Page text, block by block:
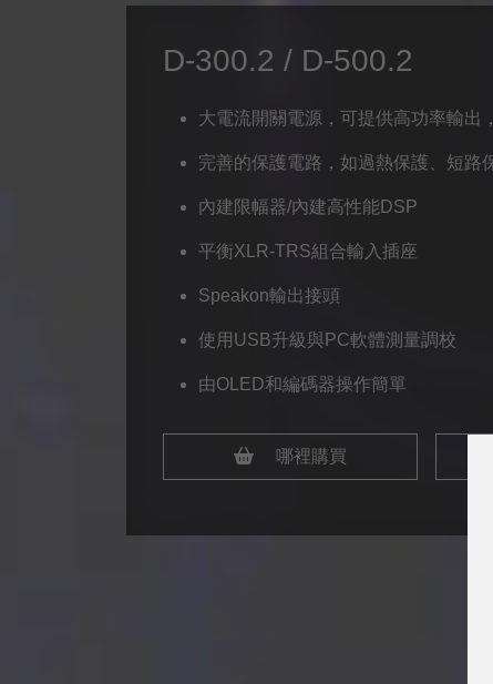
D-300.2 / D-500.2
大電流開關電源，可提供高功率輸出
完善的保護電路，如過熱保護、短路
內建限幅器/內建高性能DSP
平衡XLR-TRS組合輸入插座
Speakon輸出接頭
使用USB升級與PC軟體測量調校
由OLED和編碼器操作簡單
哪裡購買